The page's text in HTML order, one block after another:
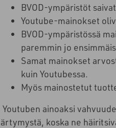
BVOD-ympäristöt
Youtube-mainokset
BVOD-ympäristössä
paremmin jo
Samat mainokset
kuin Youtubessa.
Myös mainostetut
Youtuben ainoaksi
ärtymystä, koska ne